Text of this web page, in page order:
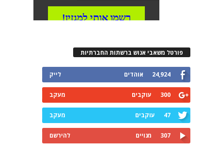
פורטל משאבי אנוש ברשתות החברתיות
24,924 אוהדים לייק
300 עוקבים מעקב
47 עוקבים מעקב
307 מנויים להירשם